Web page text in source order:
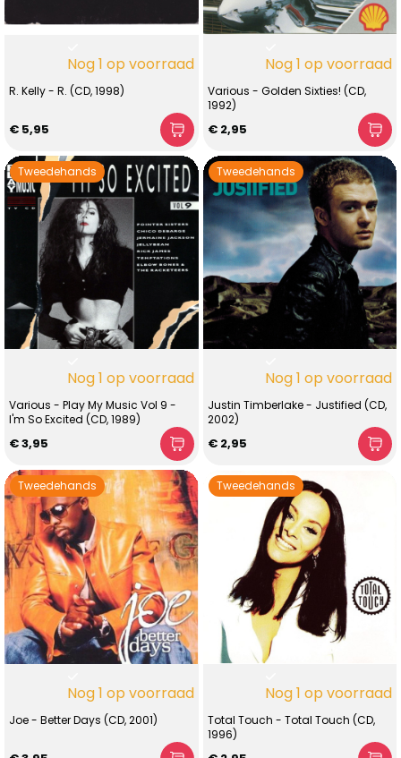
Nog 1 op voorraad
R. Kelly - R. (CD, 1998)
€ 5,95
Nog 1 op voorraad
Various - Golden Sixties! (CD,
1992)
€ 2,95
Tweedehands
Nog 1 op voorraad
Various - Play My Music Vol 9 -
I'm So Excited (CD, 1989)
€ 3,95
Tweedehands
Nog 1 op voorraad
Justin Timberlake - Justified (CD,
2002)
€ 2,95
Tweedehands
Nog 1 op voorraad
Joe - Better Days (CD, 2001)
Tweedehands
Nog 1 op voorraad
Total Touch - Total Touch (CD,
1996)